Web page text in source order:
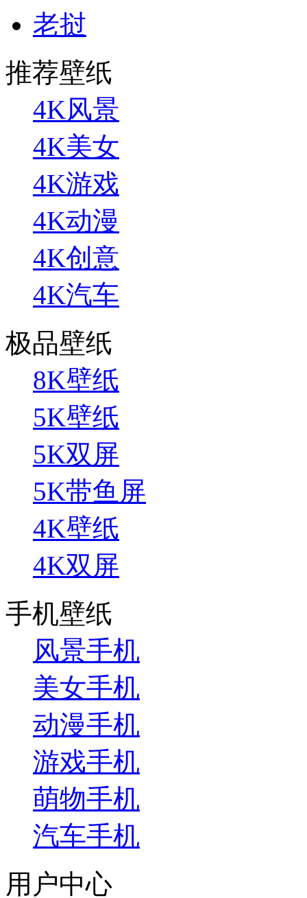
老挝
推荐壁纸
4K风景
4K美女
4K游戏
4K动漫
4K创意
4K汽车
极品壁纸
8K壁纸
5K壁纸
5K双屏
5K带鱼屏
4K壁纸
4K双屏
手机壁纸
风景手机
美女手机
动漫手机
游戏手机
萌物手机
汽车手机
用户中心